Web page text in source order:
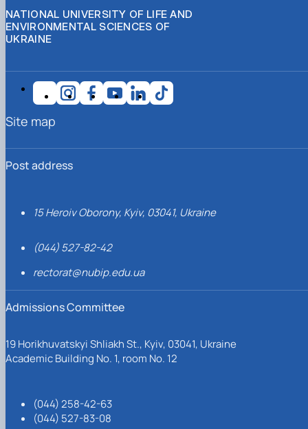
NATIONAL UNIVERSITY OF LIFE AND
ENVIRONMENTAL SCIENCES OF
UKRAINE
Post address
15 Heroiv Oborony, Kyiv, 03041, Ukraine
(044) 527-82-42
rectorat@nubip.edu.ua
Admissions Committee
19 Horikhuvatskyi Shliakh St., Kyiv, 03041, Ukraine
Academic Building No. 1, room No. 12
(044) 258-42-63
(044) 527-83-08
Site map